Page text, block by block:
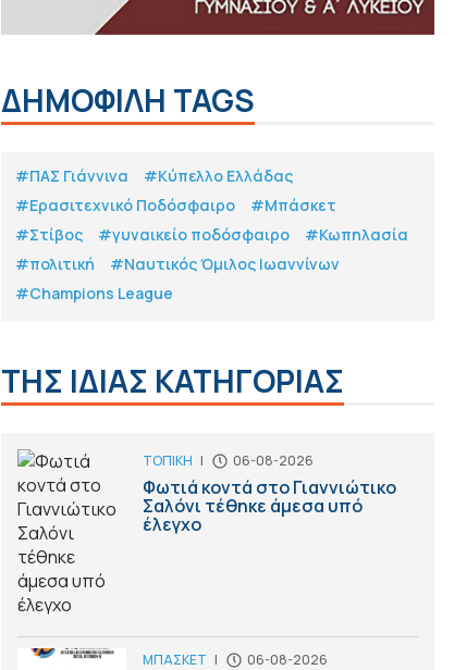
ΔΗΜΟΦΙΛΗ TAGS
#ΠΑΣ Γιάννινα
#Κύπελλο Ελλάδας
#Eρασιτεχνικό Ποδόσφαιρο
#Μπάσκετ
#Στίβος
#γυναικείο ποδόσφαιρο
#Κωπηλασία
#πολιτική
#Ναυτικός Όμιλος Ιωαννίνων
#Champions League
ΤΗΣ ΙΔΙΑΣ ΚΑΤΗΓΟΡΙΑΣ
ΤΟΠΙΚΗ | 06-08-2026
Φωτιά κοντά στο Γιαννιώτικο
Σαλόνι τέθηκε άμεσα υπό
έλεγχο
ΜΠΑΣΚΕΤ | 06-08-2026